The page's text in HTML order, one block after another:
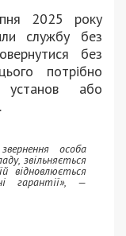
2025 року
службу без
без
потрібно
установ або
особа
звільняється
відновлюється
гарантії», —